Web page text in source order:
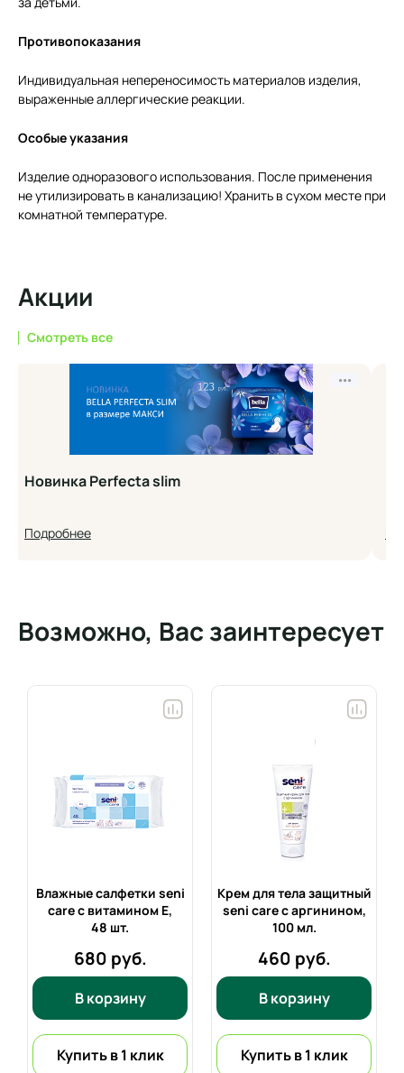
Противопоказания
Индивидуальная непереносимость материалов изделия,
выраженные аллергические реакции.
Особые указания
Изделие одноразового использования. После применения
не утилизировать в канализацию! Хранить в сухом месте при
комнатной температуре.
Акции
Смотреть все
•••
Новинка Perfecta slim
Подробнее
Возможно, Вас заинтересует
Влажные салфетки seni
care с витамином E,
48 шт.
680 руб.
В корзину
Купить в 1 клик
Крем для тела защитный
seni care с аргинином,
100 мл.
460 руб.
В корзину
Купить в 1 клик